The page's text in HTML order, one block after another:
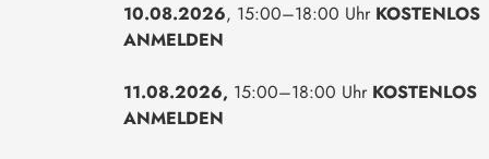
10.08.2026, 15:00–18:00 Uhr KOSTENLOS
ANMELDEN
11.08.2026, 15:00–18:00 Uhr KOSTENLOS
ANMELDEN